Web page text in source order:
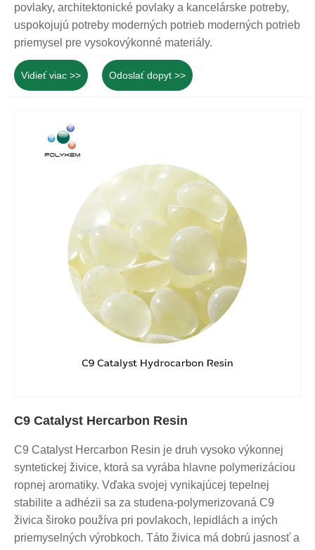
povlaky, architektonické povlaky a kancelárske potreby,
uspokojujú potreby moderných potrieb moderných potrieb
priemysel pre vysokovýkonné materiály.
Vidieť viac >> Odoslať dopyt >>
C9 Catalyst Hercarbon Resin
C9 Catalyst Hercarbon Resin je druh vysoko výkonnej
syntetickej živice, ktorá sa vyrába hlavne polymerizáciou
ropnej aromatiky. Vďaka svojej vynikajúcej tepelnej
stabilite a adhézii sa za studena-polymerizovaná C9
živica široko používa pri povlakoch, lepidlách a iných
priemyselných výrobkoch. Táto živica má dobrú jasnosť a